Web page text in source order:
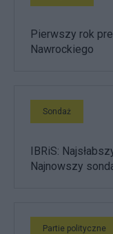
Pierwszy rok
Nawrockiego
Sondaż
IBRiS:
Najnowszy
Partie polityczne